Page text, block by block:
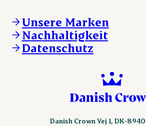
Sonstige Anfragen
DAT-Schaub.com
ESS-FOOD.com
KLS.se
nordicspoor.com
Unsere Marken
Nachhaltigkeit
Datenschutz
Danish Crown Vej 1, DK-